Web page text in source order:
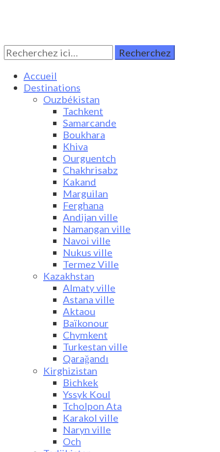
Turkestan Travel
Discover Central Asia
Rechercher:
Accueil
Destinations
Ouzbékistan
Tachkent
Samarcande
Boukhara
Khiva
Ourguentch
Chakhrisabz
Kakand
Marguilan
Ferghana
Andijan ville
Namangan ville
Navoi ville
Nukus ville
Termez Ville
Kazakhstan
Almaty ville
Astana ville
Aktaou
Baïkonour
Chymkent
Turkestan ville
Qarağandı
Kirghizistan
Bichkek
Yssyk Koul
Tcholpon Ata
Karakol ville
Naryn ville
Och